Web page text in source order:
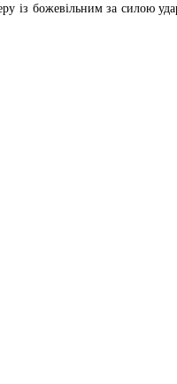
із божевільним за силою